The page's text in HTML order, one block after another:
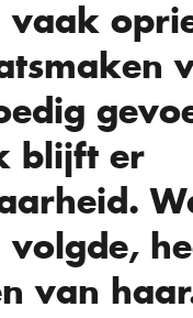
vaak
blijft er
volgde,
van